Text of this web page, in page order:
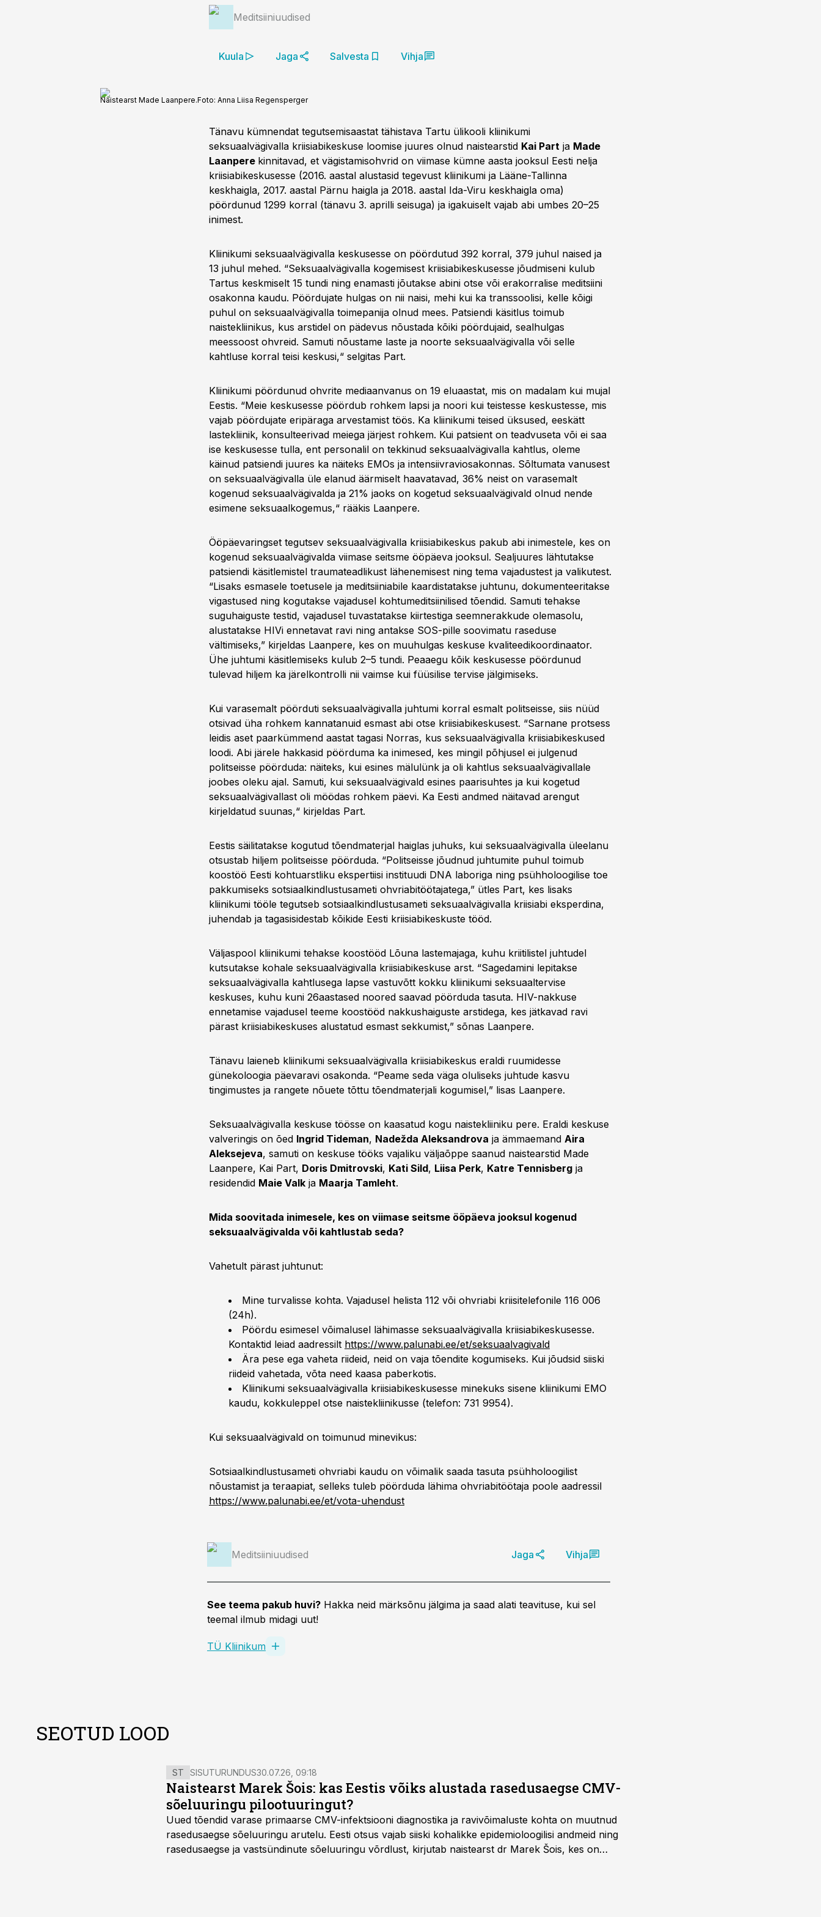
Meditsiiniuudised
Kuula Jaga Salvesta Vihja
Naistearst Made Laanpere.Foto: Anna Liisa Regensperger
Tänavu kümnendat tegutsemisaastat tähistava Tartu ülikooli kliinikumi
seksuaalvägivalla kriisiabikeskuse loomise juures olnud naistearstid Kai Part ja Made
Laanpere kinnitavad, et vägistamisohvrid on viimase kümne aasta jooksul Eesti nelja
kriisiabikeskusesse (2016. aastal alustasid tegevust kliinikumi ja Lääne-Tallinna
keskhaigla, 2017. aastal Pärnu haigla ja 2018. aastal Ida-Viru keskhaigla oma)
pöördunud 1299 korral (tänavu 3. aprilli seisuga) ja igakuiselt vajab abi umbes 20–25
inimest.
Kliinikumi seksuaalvägivalla keskusesse on pöördutud 392 korral, 379 juhul naised ja
13 juhul mehed. “Seksuaalvägivalla kogemisest kriisiabikeskusesse jõudmiseni kulub
Tartus keskmiselt 15 tundi ning enamasti jõutakse abini otse või erakorralise meditsiini
osakonna kaudu. Pöördujate hulgas on nii naisi, mehi kui ka transsoolisi, kelle kõigi
puhul on seksuaalvägivalla toimepanija olnud mees. Patsiendi käsitlus toimub
naistekliinikus, kus arstidel on pädevus nõustada kõiki pöördujaid, sealhulgas
meessoost ohvreid. Samuti nõustame laste ja noorte seksuaalvägivalla või selle
kahtluse korral teisi keskusi,“ selgitas Part.
Kliinikumi pöördunud ohvrite mediaanvanus on 19 eluaastat, mis on madalam kui mujal
Eestis. “Meie keskusesse pöördub rohkem lapsi ja noori kui teistesse keskustesse, mis
vajab pöördujate eripäraga arvestamist töös. Ka kliinikumi teised üksused, eeskätt
lastekliinik, konsulteerivad meiega järjest rohkem. Kui patsient on teadvuseta või ei saa
ise keskusesse tulla, ent personalil on tekkinud seksuaalvägivalla kahtlus, oleme
käinud patsiendi juures ka näiteks EMOs ja intensiivraviosakonnas. Sõltumata vanusest
on seksuaalvägivalla üle elanud äärmiselt haavatavad, 36% neist on varasemalt
kogenud seksuaalvägivalda ja 21% jaoks on kogetud seksuaalvägivald olnud nende
esimene seksuaalkogemus,“ rääkis Laanpere.
Ööpäevaringset tegutsev seksuaalvägivalla kriisiabikeskus pakub abi inimestele, kes on
kogenud seksuaalvägivalda viimase seitsme ööpäeva jooksul. Sealjuures lähtutakse
patsiendi käsitlemistel traumateadlikust lähenemisest ning tema vajadustest ja valikutest.
“Lisaks esmasele toetusele ja meditsiiniabile kaardistatakse juhtunu, dokumenteeritakse
vigastused ning kogutakse vajadusel kohtumeditsiinilised tõendid. Samuti tehakse
suguhaiguste testid, vajadusel tuvastatakse kiirtestiga seemnerakkude olemasolu,
alustatakse HIVi ennetavat ravi ning antakse SOS-pille soovimatu raseduse
vältimiseks,” kirjeldas Laanpere, kes on muuhulgas keskuse kvaliteedikoordinaator.
Ühe juhtumi käsitlemiseks kulub 2–5 tundi. Peaaegu kõik keskusesse pöördunud
tulevad hiljem ka järelkontrolli nii vaimse kui füüsilise tervise jälgimiseks.
Kui varasemalt pöörduti seksuaalvägivalla juhtumi korral esmalt politseisse, siis nüüd
otsivad üha rohkem kannatanuid esmast abi otse kriisiabikeskusest. “Sarnane protsess
leidis aset paarkümmend aastat tagasi Norras, kus seksuaalvägivalla kriisiabikeskused
loodi. Abi järele hakkasid pöörduma ka inimesed, kes mingil põhjusel ei julgenud
politseisse pöörduda: näiteks, kui esines mälulünk ja oli kahtlus seksuaalvägivallale
joobes oleku ajal. Samuti, kui seksuaalvägivald esines paarisuhtes ja kui kogetud
seksuaalvägivallast oli möödas rohkem päevi. Ka Eesti andmed näitavad arengut
kirjeldatud suunas,“ kirjeldas Part.
Eestis säilitatakse kogutud tõendmaterjal haiglas juhuks, kui seksuaalvägivalla üleelanu
otsustab hiljem politseisse pöörduda. “Politseisse jõudnud juhtumite puhul toimub
koostöö Eesti kohtuarstliku ekspertiisi instituudi DNA laboriga ning psühholoogilise toe
pakkumiseks sotsiaalkindlustusameti ohvriabitöötajatega,” ütles Part, kes lisaks
kliinikumi tööle tegutseb sotsiaalkindlustusameti seksuaalvägivalla kriisiabi eksperdina,
juhendab ja tagasisidestab kõikide Eesti kriisiabikeskuste tööd.
Väljaspool kliinikumi tehakse koostööd Lõuna lastemajaga, kuhu kriitilistel juhtudel
kutsutakse kohale seksuaalvägivalla kriisiabikeskuse arst. “Sagedamini lepitakse
seksuaalvägivalla kahtlusega lapse vastuvõtt kokku kliinikumi seksuaaltervise
keskuses, kuhu kuni 26aastased noored saavad pöörduda tasuta. HIV-nakkuse
ennetamise vajadusel teeme koostööd nakkushaiguste arstidega, kes jätkavad ravi
pärast kriisiabikeskuses alustatud esmast sekkumist,” sõnas Laanpere.
Tänavu laieneb kliinikumi seksuaalvägivalla kriisiabikeskus eraldi ruumidesse
günekoloogia päevaravi osakonda. “Peame seda väga oluliseks juhtude kasvu
tingimustes ja rangete nõuete tõttu tõendmaterjali kogumisel,” lisas Laanpere.
Seksuaalvägivalla keskuse töösse on kaasatud kogu naistekliiniku pere. Eraldi keskuse
valveringis on õed Ingrid Tideman, Nadežda Aleksandrova ja ämmaemand Aira
Aleksejeva, samuti on keskuse tööks vajaliku väljaõppe saanud naistearstid Made
Laanpere, Kai Part, Doris Dmitrovski, Kati Sild, Liisa Perk, Katre Tennisberg ja
residendid Maie Valk ja Maarja Tamleht.
Mida soovitada inimesele, kes on viimase seitsme ööpäeva jooksul kogenud
seksuaalvägivalda või kahtlustab seda?
Vahetult pärast juhtunut:
Mine turvalisse kohta. Vajadusel helista 112 või ohvriabi kriisitelefonile 116 006
(24h).
Pöördu esimesel võimalusel lähimasse seksuaalvägivalla kriisiabikeskusesse.
Kontaktid leiad aadressilt https://www.palunabi.ee/et/seksuaalvagivald
Ära pese ega vaheta riideid, neid on vaja tõendite kogumiseks. Kui jõudsid siiski
riideid vahetada, võta need kaasa paberkotis.
Kliinikumi seksuaalvägivalla kriisiabikeskusesse minekuks sisene kliinikumi EMO
kaudu, kokkuleppel otse naistekliinikusse (telefon: 731 9954).
Kui seksuaalvägivald on toimunud minevikus:
Sotsiaalkindlustusameti ohvriabi kaudu on võimalik saada tasuta psühholoogilist
nõustamist ja teraapiat, selleks tuleb pöörduda lähima ohvriabitöötaja poole aadressil
https://www.palunabi.ee/et/vota-uhendust
Meditsiiniuudised Jaga Vihja
See teema pakub huvi? Hakka neid märksõnu jälgima ja saad alati teavituse, kui sel
teemal ilmub midagi uut!
TÜ Kliinikum
SEOTUD LOOD
ST SISUTURUNDUS30.07.26, 09:18
Naistearst Marek Šois: kas Eestis võiks alustada rasedusaegse CMV-
sõeluuringu pilootuuringut?
Uued tõendid varase primaarse CMV-infektsiooni diagnostika ja ravivõimaluste kohta on muutnud
rasedusaegse sõeluuringu arutelu. Eesti otsus vajab siiski kohalikke epidemioloogilisi andmeid ning
rasedusaegse ja vastsündinute sõeluuringu võrdlust, kirjutab naistearst dr Marek Šois, kes on